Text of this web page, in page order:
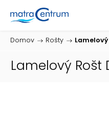
Domov / Rošty /
Lamelový Rošt